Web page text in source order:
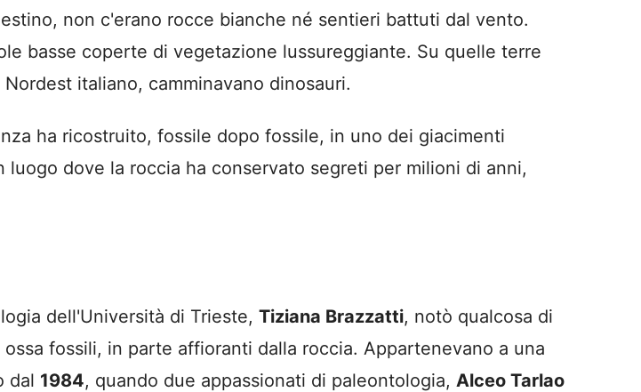
non c'erano rocce bianche né sentieri battuti dal vento.
basse coperte di vegetazione lussureggiante. Su quelle terre
italiano, camminavano dinosauri.
ha ricostruito, fossile dopo fossile, in uno dei giacimenti
dove la roccia ha conservato segreti per milioni di anni,
dell'Università di Trieste, Tiziana Brazzatti, notò qualcosa di
fossili, in parte affioranti dalla roccia. Appartenevano a una
dal 1984, quando due appassionati di paleontologia, Alceo Tarlao